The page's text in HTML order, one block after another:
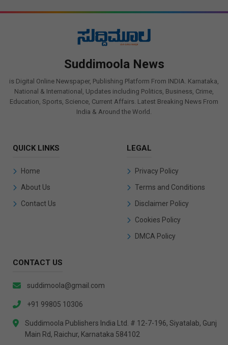
Suddimoola News
is Digital Online Newspaper, Publishing Platform From INDIA. Karnataka,
National & International, Updates including Politics, Business, Crime,
Education, Sports, Science, Current Affairs. Latest Breaking News From
India & Around the World.
QUICK LINKS
Home
About Us
Contact Us
LEGAL
Privacy Policy
Terms and Conditions
Disclaimer Policy
Cookies Policy
DMCA Policy
CONTACT US
suddimoola@gmail.com
+91 99805 10306
Suddimoola Publishers India Ltd. # 12-7-196, Siyatalab, Gunj
Main Rd, Raichur, Karnataka 584102